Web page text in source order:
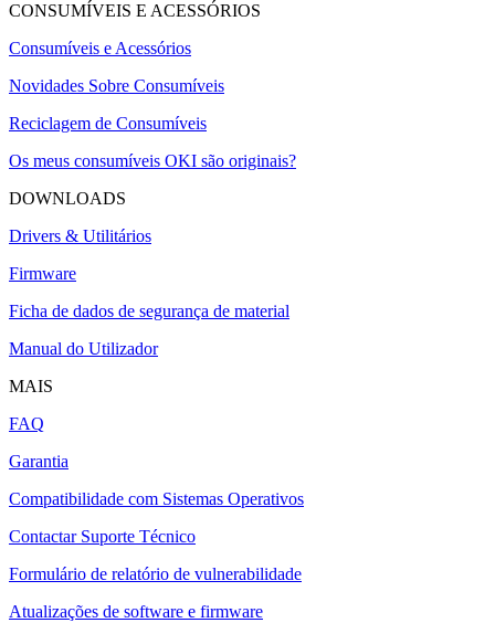
CONSUMÍVEIS E ACESSÓRIOS
Consumíveis e Acessórios
Novidades Sobre Consumíveis
Reciclagem de Consumíveis
Os meus consumíveis OKI são originais?
DOWNLOADS
Drivers & Utilitários
Firmware
Ficha de dados de segurança de material
Manual do Utilizador
MAIS
FAQ
Garantia
Compatibilidade com Sistemas Operativos
Contactar Suporte Técnico
Formulário de relatório de vulnerabilidade
Atualizações de software e firmware